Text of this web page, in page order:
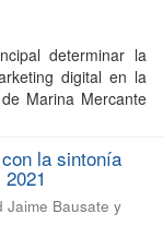
determinar la
digital en la
Marina Mercante
la sintonía
Jaime Bausate y